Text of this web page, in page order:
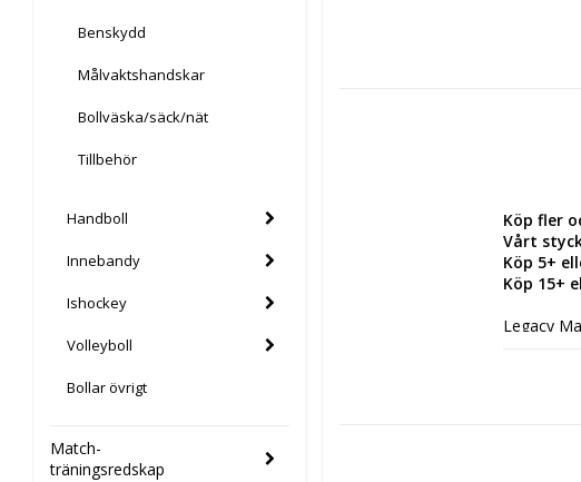
Benskydd
Målvaktshandskar
Bollväska/säck/nät
Tillbehör
Handboll
Innebandy
Ishockey
Volleyboll
Bollar övrigt
Match-
träningsredskap
Köp fler
Vårt
Köp 5+
Köp 15+
Legacy
jämn